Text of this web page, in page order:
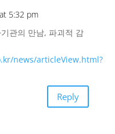
5:32 pm
관의 만남, 파괴적 감
news/articleView.html?
Reply